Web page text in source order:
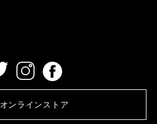
オンラインストア